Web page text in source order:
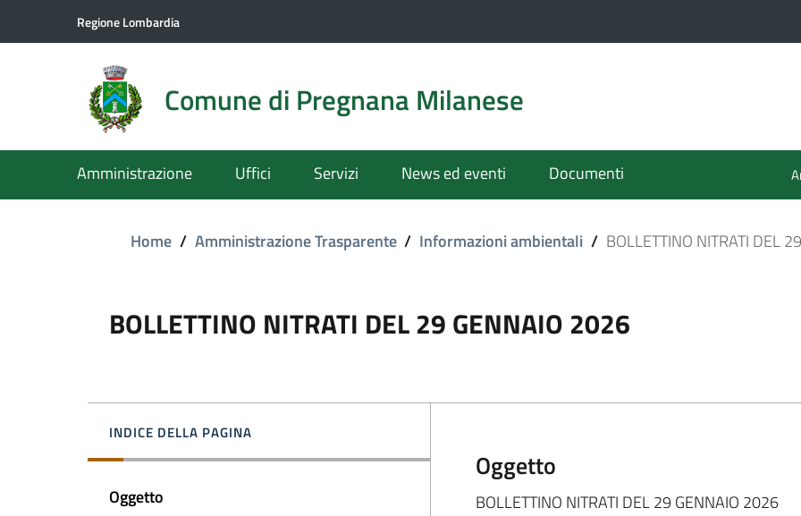
Regione Lombardia
Comune di Pregnana Milanese
Amministrazione Uffici Servizi News ed eventi Documenti
Home / Amministrazione Trasparente / Informazioni ambientali / BOLLETTINO NITRATI DEL
BOLLETTINO NITRATI DEL 29 GENNAIO 2026
INDICE DELLA PAGINA
Oggetto
Oggetto
BOLLETTINO NITRATI DEL 29 GENNAIO 2026